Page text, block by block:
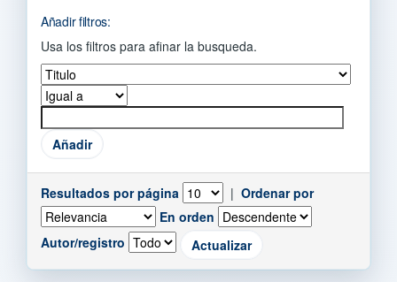
Añadir filtros:
Usa los filtros para afinar la busqueda.
Resultados por página | Ordenar por
En orden
Autor/registro